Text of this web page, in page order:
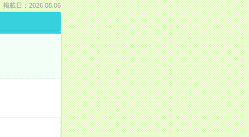
掲載日：2026.08.06